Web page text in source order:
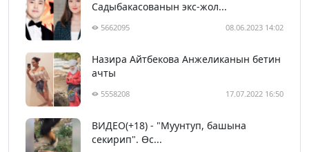
Садыбакасованын экс-жол...
5662095 08.06.2023 14:02
Назира Айтбекова Анжеликанын бетин
ачты
5558208 17.07.2022 16:50
ВИДЕО(+18) - "Муунтуп, башына
секирип". Өс...